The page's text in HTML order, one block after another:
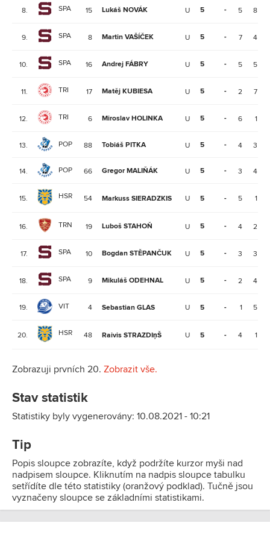
8. SPA 15 Lukáš NOVÁK U 5 - 5 8
9. SPA 8 Martin VAŠÍČEK U 5 - 7 4
10. SPA 16 Andrej FÁBRY U 5 - 5 5
11. TRI 17 Matěj KUBIESA U 5 - 2 7
12. TRI 6 Miroslav HOLINKA U 5 - 6 1
13. POP 88 Tobiáš PITKA U 5 - 4 3
14. POP 66 Gregor MALIŇÁK U 5 - 3 4
15. HSR 54 Markuss SIERADZKIS U 5 - 5 1
16. TRN 19 Luboš STAHOŇ U 5 - 4 2
17. SPA 10 Bogdan STĚPANČUK U 5 - 3 3
18. SPA 9 Mikuláš ODEHNAL U 5 - 2 4
19. VIT 4 Sebastian GLAS U 5 - 1 5
20. HSR 48 Raivis STRAZDIņŠ U 5 - 4 1
Zobrazuji prvních 20. Zobrazit vše.
Stav statistik
Statistiky byly vygenerovány: 10.08.2021 - 10:21
Tip
Popis sloupce zobrazíte, když podržíte kurzor myši nad
nadpisem sloupce. Kliknutím na nadpis sloupce tabulku
setřídíte dle této statistiky (oranžový podklad). Tučně jsou
vyznačeny sloupce se základními statistikami.